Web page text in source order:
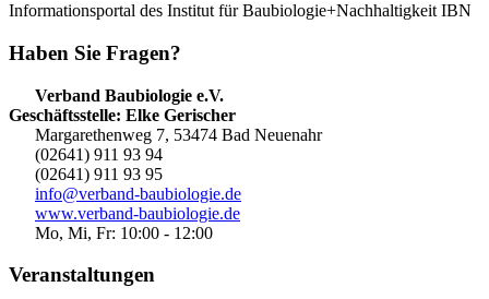
Informationsportal des Institut für Baubiologie+Nachhaltigkeit IBN
Haben Sie Fragen?
Verband Baubiologie e.V.
Geschäftsstelle: Elke Gerischer
Margarethenweg 7, 53474 Bad Neuenahr
(02641) 911 93 94
(02641) 911 93 95
info@verband-baubiologie.de
www.verband-baubiologie.de
Mo, Mi, Fr: 10:00 - 12:00
Veranstaltungen